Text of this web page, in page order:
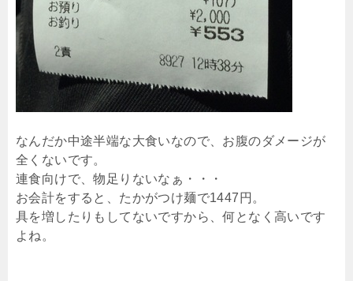
なんだか中途半端な大食いなので、お腹のダメージが
全くないです。
連食向けで、物足りないなぁ・・・
お会計をすると、たかがつけ麺で1447円。
具を増したりもしてないですから、何となく高いです
よね。